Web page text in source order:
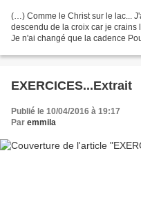
(…) Comme le Christ sur le lac...
descendu de la croix car je crains
Je n'ai changé que la cadence
EXERCICES...Extrait
Publié le 10/04/2016 à 19:17
Par emmila